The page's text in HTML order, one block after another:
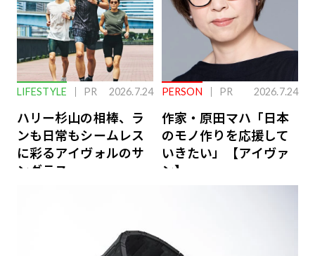
LIFESTYLE PR 2026.7.24
ハリー杉山の相棒、ラ
ンも日常もシームレス
に彩るアイヴォルのサ
ングラス
PERSON PR 2026.7.24
作家・原田マハ「日本
のモノ作りを応援して
いきたい」【アイヴァ
ン】